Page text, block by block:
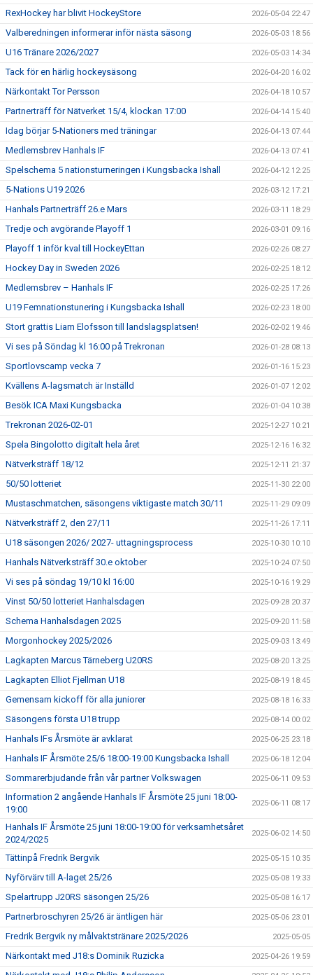
RexHockey har blivit HockeyStore 2026-05-04 22:47
Valberedningen informerar inför nästa säsong 2026-05-03 18:56
U16 Tränare 2026/2027 2026-05-03 14:34
Tack för en härlig hockeysäsong 2026-04-20 16:02
Närkontakt Tor Persson 2026-04-18 10:57
Partnerträff för Nätverket 15/4, klockan 17:00 2026-04-14 15:40
Idag börjar 5-Nationers med träningar 2026-04-13 07:44
Medlemsbrev Hanhals IF 2026-04-13 07:41
Spelschema 5 nationsturneringen i Kungsbacka Ishall 2026-04-12 12:25
5-Nations U19 2026 2026-03-12 17:21
Hanhals Partnerträff 26.e Mars 2026-03-11 18:29
Tredje och avgörande Playoff 1 2026-03-01 09:16
Playoff 1 inför kval till HockeyEttan 2026-02-26 08:27
Hockey Day in Sweden 2026 2026-02-25 18:12
Medlemsbrev – Hanhals IF 2026-02-25 17:26
U19 Femnationstunering i Kungsbacka Ishall 2026-02-23 18:00
Stort grattis Liam Elofsson till landslagsplatsen! 2026-02-02 19:46
Vi ses på Söndag kl 16:00 på Trekronan 2026-01-28 08:13
Sportlovscamp vecka 7 2026-01-16 15:23
Kvällens A-lagsmatch är Inställd 2026-01-07 12:02
Besök ICA Maxi Kungsbacka 2026-01-04 10:38
Trekronan 2026-02-01 2025-12-27 10:21
Spela Bingolotto digitalt hela året 2025-12-16 16:32
Nätverksträff 18/12 2025-12-11 21:37
50/50 lotteriet 2025-11-30 22:00
Mustaschmatchen, säsongens viktigaste match 30/11 2025-11-29 09:09
Nätverksträff 2, den 27/11 2025-11-26 17:11
U18 säsongen 2026/ 2027- uttagningsprocess 2025-10-30 10:10
Hanhals Nätverksträff 30.e oktober 2025-10-24 07:50
Vi ses på söndag 19/10 kl 16:00 2025-10-16 19:29
Vinst 50/50 lotteriet Hanhalsdagen 2025-09-28 20:37
Schema Hanhalsdagen 2025 2025-09-20 11:58
Morgonhockey 2025/2026 2025-09-03 13:49
Lagkapten Marcus Tärneberg U20RS 2025-08-20 13:25
Lagkapten Elliot Fjellman U18 2025-08-19 18:45
Gemensam kickoff för alla juniorer 2025-08-18 16:33
Säsongens första U18 trupp 2025-08-14 00:02
Hanhals IFs Årsmöte är avklarat 2025-06-25 23:18
Hanhals IF Årsmöte 25/6 18:00-19:00 Kungsbacka Ishall 2025-06-18 12:04
Sommarerbjudande från vår partner Volkswagen 2025-06-11 09:53
Information 2 angående Hanhals IF Årsmöte 25 juni 18:00-
19:00
2025-06-11 08:17
Hanhals IF Årsmöte 25 juni 18:00-19:00 för verksamhetsåret
2024/2025
2025-06-02 14:50
Tättinpå Fredrik Bergvik 2025-05-15 10:35
Nyförvärv till A-laget 25/26 2025-05-08 19:33
Spelartrupp J20RS säsongen 25/26 2025-05-08 16:17
Partnerbroschyren 25/26 är äntligen här 2025-05-06 23:01
Fredrik Bergvik ny målvaktstränare 2025/2026 2025-05-05
Närkontakt med J18:s Dominik Ruzicka 2025-04-26 19:59